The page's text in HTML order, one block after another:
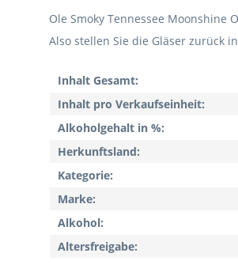
Ole Smoky Tennessee
Also stellen Sie die Gläser zurück
Inhalt Gesamt:
Inhalt pro Verkaufseinheit:
Alkoholgehalt in %:
Herkunftsland:
Kategorie:
Marke:
Alkohol:
Altersfreigabe: